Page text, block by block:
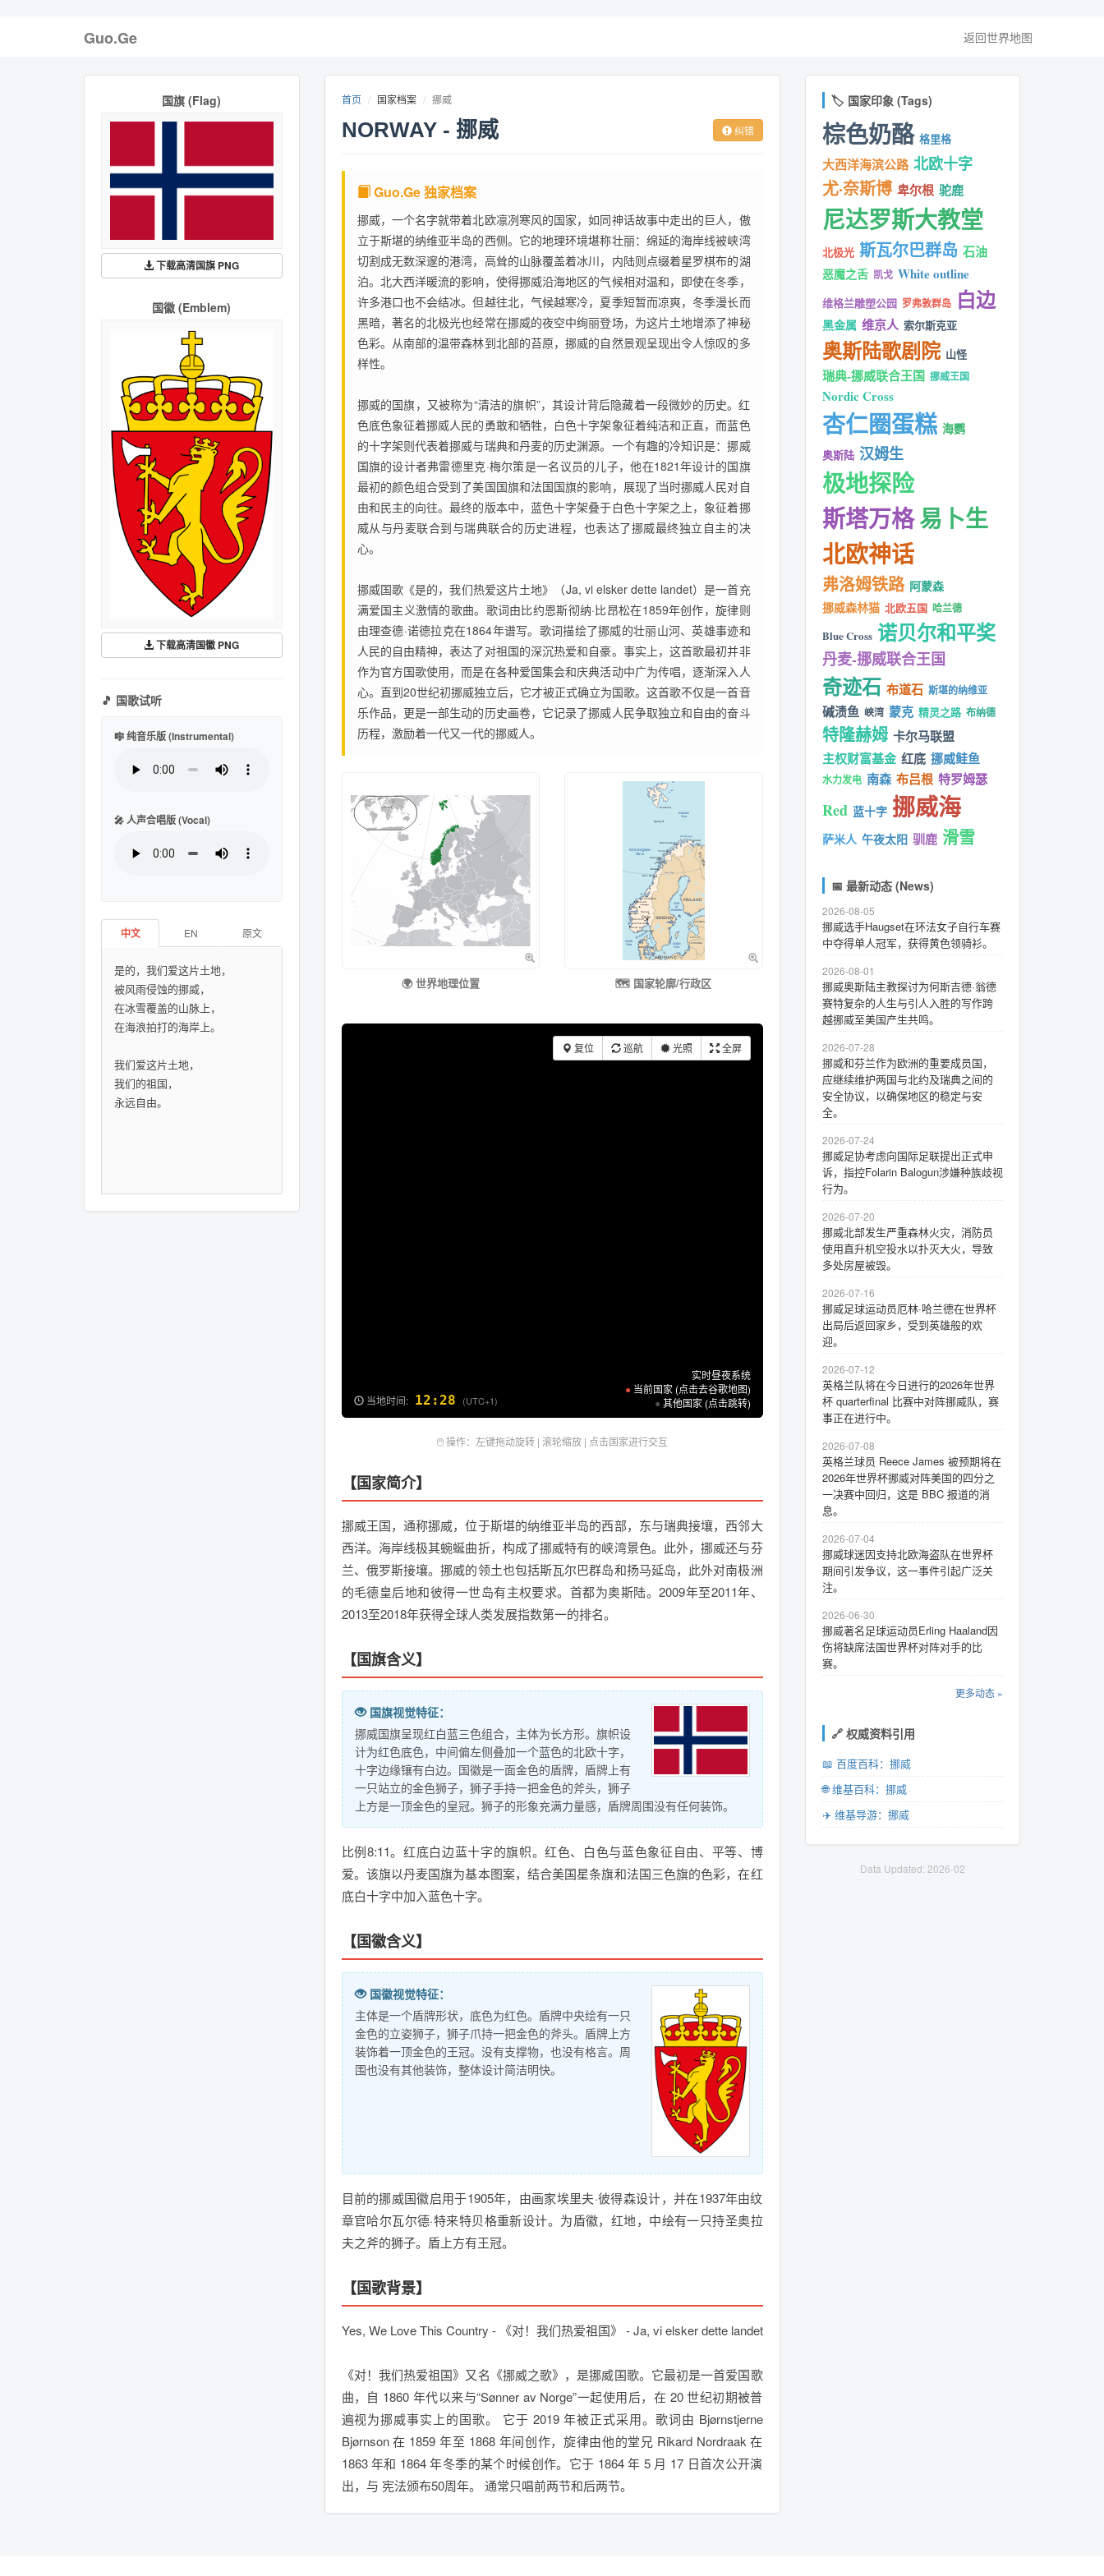
Guo.Ge 返回世界地图
国旗 (Flag)
下载高清国旗 PNG
国徽 (Emblem)
下载高清国徽 PNG
🎵 国歌试听
🎼 纯音乐版 (Instrumental)
🎤 人声合唱版 (Vocal)
中文 EN 原文
是的，我们爱这片土地，
被风雨侵蚀的挪威，
在冰雪覆盖的山脉上，
在海浪拍打的海岸上。
我们爱这片土地，
我们的祖国，
永远自由。
首页 国家档案 挪威
NORWAY - 挪威 纠错
Guo.Ge 独家档案
挪威，一个名字就带着北欧凛冽寒风的国家，如同神话故事中走出的巨人，傲
立于斯堪的纳维亚半岛的西侧。它的地理环境堪称壮丽：绵延的海岸线被峡湾
切割成无数深邃的港湾，高耸的山脉覆盖着冰川，内陆则点缀着星罗棋布的湖
泊。北大西洋暖流的影响，使得挪威沿海地区的气候相对温和，即使在冬季，
许多港口也不会结冰。但越往北，气候越寒冷，夏季短暂而凉爽，冬季漫长而
黑暗，著名的北极光也经常在挪威的夜空中绚丽登场，为这片土地增添了神秘
色彩。从南部的温带森林到北部的苔原，挪威的自然景观呈现出令人惊叹的多
样性。
挪威的国旗，又被称为“清洁的旗帜”，其设计背后隐藏着一段微妙的历史。红
色底色象征着挪威人民的勇敢和牺牲，白色十字架象征着纯洁和正直，而蓝色
的十字架则代表着挪威与瑞典和丹麦的历史渊源。一个有趣的冷知识是：挪威
国旗的设计者弗雷德里克·梅尔策是一名议员的儿子，他在1821年设计的国旗
最初的颜色组合受到了美国国旗和法国国旗的影响，展现了当时挪威人民对自
由和民主的向往。最终的版本中，蓝色十字架叠于白色十字架之上，象征着挪
威从与丹麦联合到与瑞典联合的历史进程，也表达了挪威最终独立自主的决
心。
挪威国歌《是的，我们热爱这片土地》（Ja, vi elsker dette landet）是一首充
满爱国主义激情的歌曲。歌词由比约恩斯彻纳·比昂松在1859年创作，旋律则
由理查德·诺德拉克在1864年谱写。歌词描绘了挪威的壮丽山河、英雄事迹和
人民的自由精神，表达了对祖国的深沉热爱和自豪。事实上，这首歌最初并非
作为官方国歌使用，而是在各种爱国集会和庆典活动中广为传唱，逐渐深入人
心。直到20世纪初挪威独立后，它才被正式确立为国歌。这首歌不仅是一首音
乐作品，更是一部生动的历史画卷，它记录了挪威人民争取独立和自由的奋斗
历程，激励着一代又一代的挪威人。
🌍 世界地理位置 🗺️ 国家轮廓/行政区
当地时间: 12:28 (UTC+1)
实时昼夜系统
●当前国家 (点击去谷歌地图)
● 其他国家 (点击跳转)
复位 巡航 光照 全屏
🖱️ 操作：左键拖动旋转 | 滚轮缩放 | 点击国家进行交互
【国家简介】
挪威王国，通称挪威，位于斯堪的纳维亚半岛的西部，东与瑞典接壤，西邻大
西洋。海岸线极其蜿蜒曲折，构成了挪威特有的峡湾景色。此外，挪威还与芬
兰、俄罗斯接壤。挪威的领土也包括斯瓦尔巴群岛和扬马延岛，此外对南极洲
的毛德皇后地和彼得一世岛有主权要求。首都为奥斯陆。2009年至2011年、
2013至2018年获得全球人类发展指数第一的排名。
【国旗含义】
国旗视觉特征：
挪威国旗呈现红白蓝三色组合，主体为长方形。旗帜设
计为红色底色，中间偏左侧叠加一个蓝色的北欧十字，
十字边缘镶有白边。国徽是一面金色的盾牌，盾牌上有
一只站立的金色狮子，狮子手持一把金色的斧头，狮子
上方是一顶金色的皇冠。狮子的形象充满力量感，盾牌周围没有任何装饰。
比例8:11。红底白边蓝十字的旗帜。红色、白色与蓝色象征自由、平等、博
爱。该旗以丹麦国旗为基本图案，结合美国星条旗和法国三色旗的色彩，在红
底白十字中加入蓝色十字。
【国徽含义】
国徽视觉特征：
主体是一个盾牌形状，底色为红色。盾牌中央绘有一只
金色的立姿狮子，狮子爪持一把金色的斧头。盾牌上方
装饰着一顶金色的王冠。没有支撑物，也没有格言。周
围也没有其他装饰，整体设计简洁明快。
目前的挪威国徽启用于1905年，由画家埃里夫·彼得森设计，并在1937年由纹
章官哈尔瓦尔德·特来特贝格重新设计。为盾徽，红地，中绘有一只持圣奥拉
夫之斧的狮子。盾上方有王冠。
【国歌背景】
Yes, We Love This Country - 《对！我们热爱祖国》 - Ja, vi elsker dette landet
《对！我们热爱祖国》又名《挪威之歌》，是挪威国歌。它最初是一首爱国歌
曲，自 1860 年代以来与“Sønner av Norge”一起使用后，在 20 世纪初期被普
遍视为挪威事实上的国歌。 它于 2019 年被正式采用。歌词由 Bjørnstjerne
Bjørnson 在 1859 年至 1868 年间创作，旋律由他的堂兄 Rikard Nordraak 在
1863 年和 1864 年冬季的某个时候创作。它于 1864 年 5 月 17 日首次公开演
出，与 宪法颁布50周年。 通常只唱前两节和后两节。
🏷️ 国家印象 (Tags)
棕色奶酪 格里格
大西洋海滨公路 北欧十字
尤·奈斯博 卑尔根 驼鹿
尼达罗斯大教堂
北极光 斯瓦尔巴群岛 石油
恶魔之舌 凯戈 White outline
维格兰雕塑公园 罗弗敦群岛 白边
黑金属 维京人 索尔斯克亚
奥斯陆歌剧院 山怪
瑞典-挪威联合王国 挪威王国
Nordic Cross
杏仁圈蛋糕 海鹦
奥斯陆 汉姆生
极地探险
斯塔万格易卜生
北欧神话
弗洛姆铁路 阿蒙森
挪威森林猫 北欧五国 哈兰德
Blue Cross 诺贝尔和平奖
丹麦-挪威联合王国
奇迹石 布道石 斯堪的纳维亚
碱渍鱼 峡湾 蒙克 精灵之路 布纳德
特隆赫姆 卡尔马联盟
主权财富基金 红底 挪威鲑鱼
水力发电 南森 布吕根 特罗姆瑟
Red 蓝十字 挪威海
萨米人 午夜太阳 驯鹿 滑雪
📅 最新动态 (News)
2026-08-05
挪威选手Haugset在环法女子自行车赛
中夺得单人冠军，获得黄色领骑衫。
2026-08-01
挪威奥斯陆主教探讨为何斯吉德·翁德
赛特复杂的人生与引人入胜的写作跨
越挪威至美国产生共鸣。
2026-07-28
挪威和芬兰作为欧洲的重要成员国，
应继续维护两国与北约及瑞典之间的
安全协议，以确保地区的稳定与安
全。
2026-07-24
挪威足协考虑向国际足联提出正式申
诉，指控Folarin Balogun涉嫌种族歧视
行为。
2026-07-20
挪威北部发生严重森林火灾，消防员
使用直升机空投水以扑灭大火，导致
多处房屋被毁。
2026-07-16
挪威足球运动员厄林·哈兰德在世界杯
出局后返回家乡，受到英雄般的欢
迎。
2026-07-12
英格兰队将在今日进行的2026年世界
杯 quarterfinal 比赛中对阵挪威队，赛
事正在进行中。
2026-07-08
英格兰球员 Reece James 被预期将在
2026年世界杯挪威对阵美国的四分之
一决赛中回归，这是 BBC 报道的消
息。
2026-07-04
挪威球迷因支持北欧海盗队在世界杯
期间引发争议，这一事件引起广泛关
注。
2026-06-30
挪威著名足球运动员Erling Haaland因
伤将缺席法国世界杯对阵对手的比
赛。
更多动态 »
🔗 权威资料引用
📖 百度百科：挪威
🌐 维基百科：挪威
✈️ 维基导游：挪威
Data Updated: 2026-02